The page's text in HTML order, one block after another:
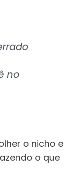
no
o nicho e
o que